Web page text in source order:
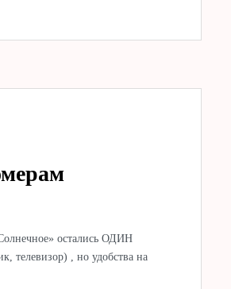
остались ОДИН
телевизор) , но удобства на